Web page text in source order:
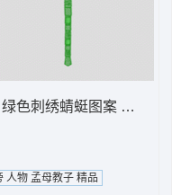
像绳绣
绿色刺绣蜻蜓图案 蜻蜓
人物 孟母教子 精品